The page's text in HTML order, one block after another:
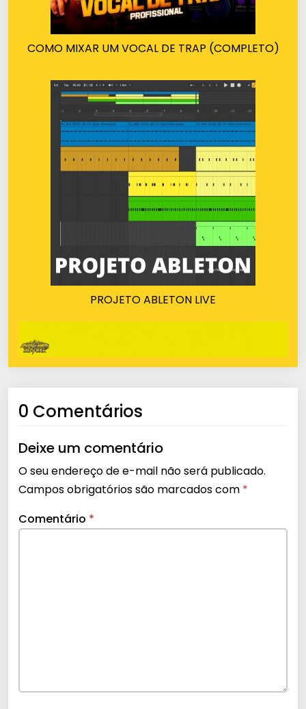
COMO MIXAR UM VOCAL DE TRAP (COMPLETO)
PROJETO ABLETON LIVE
0 Comentários
Deixe um comentário
O seu endereço de e-mail não será publicado.
Campos obrigatórios são marcados com *
Comentário *